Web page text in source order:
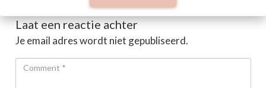
Laat een reactie achter
Je email adres wordt niet gepubliseerd.